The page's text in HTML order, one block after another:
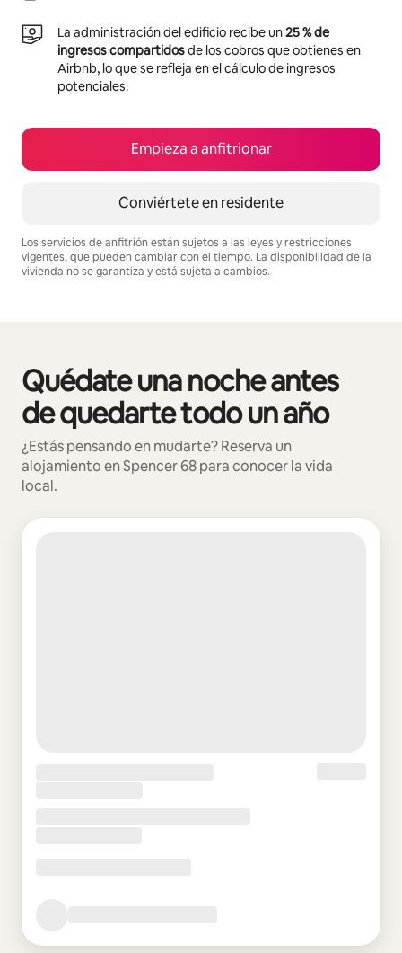
La administración del edificio recibe un25 % de
ingresos compartidosde los cobros que obtienes en
Airbnb, lo que se refleja en el cálculo de ingresos
potenciales.
Empieza a anfitrionar
Conviértete en residente
Los servicios de anfitrión están sujetos a las leyes y restricciones
vigentes, que pueden cambiar con el tiempo. La disponibilidad de la
vivienda no se garantiza y está sujeta a cambios.
Quédate una noche antes
de quedarte todo un año
¿Estás pensando en mudarte? Reserva un
alojamiento en Spencer 68 para conocer la vida
local.
Se muestran0 de 0 elementos